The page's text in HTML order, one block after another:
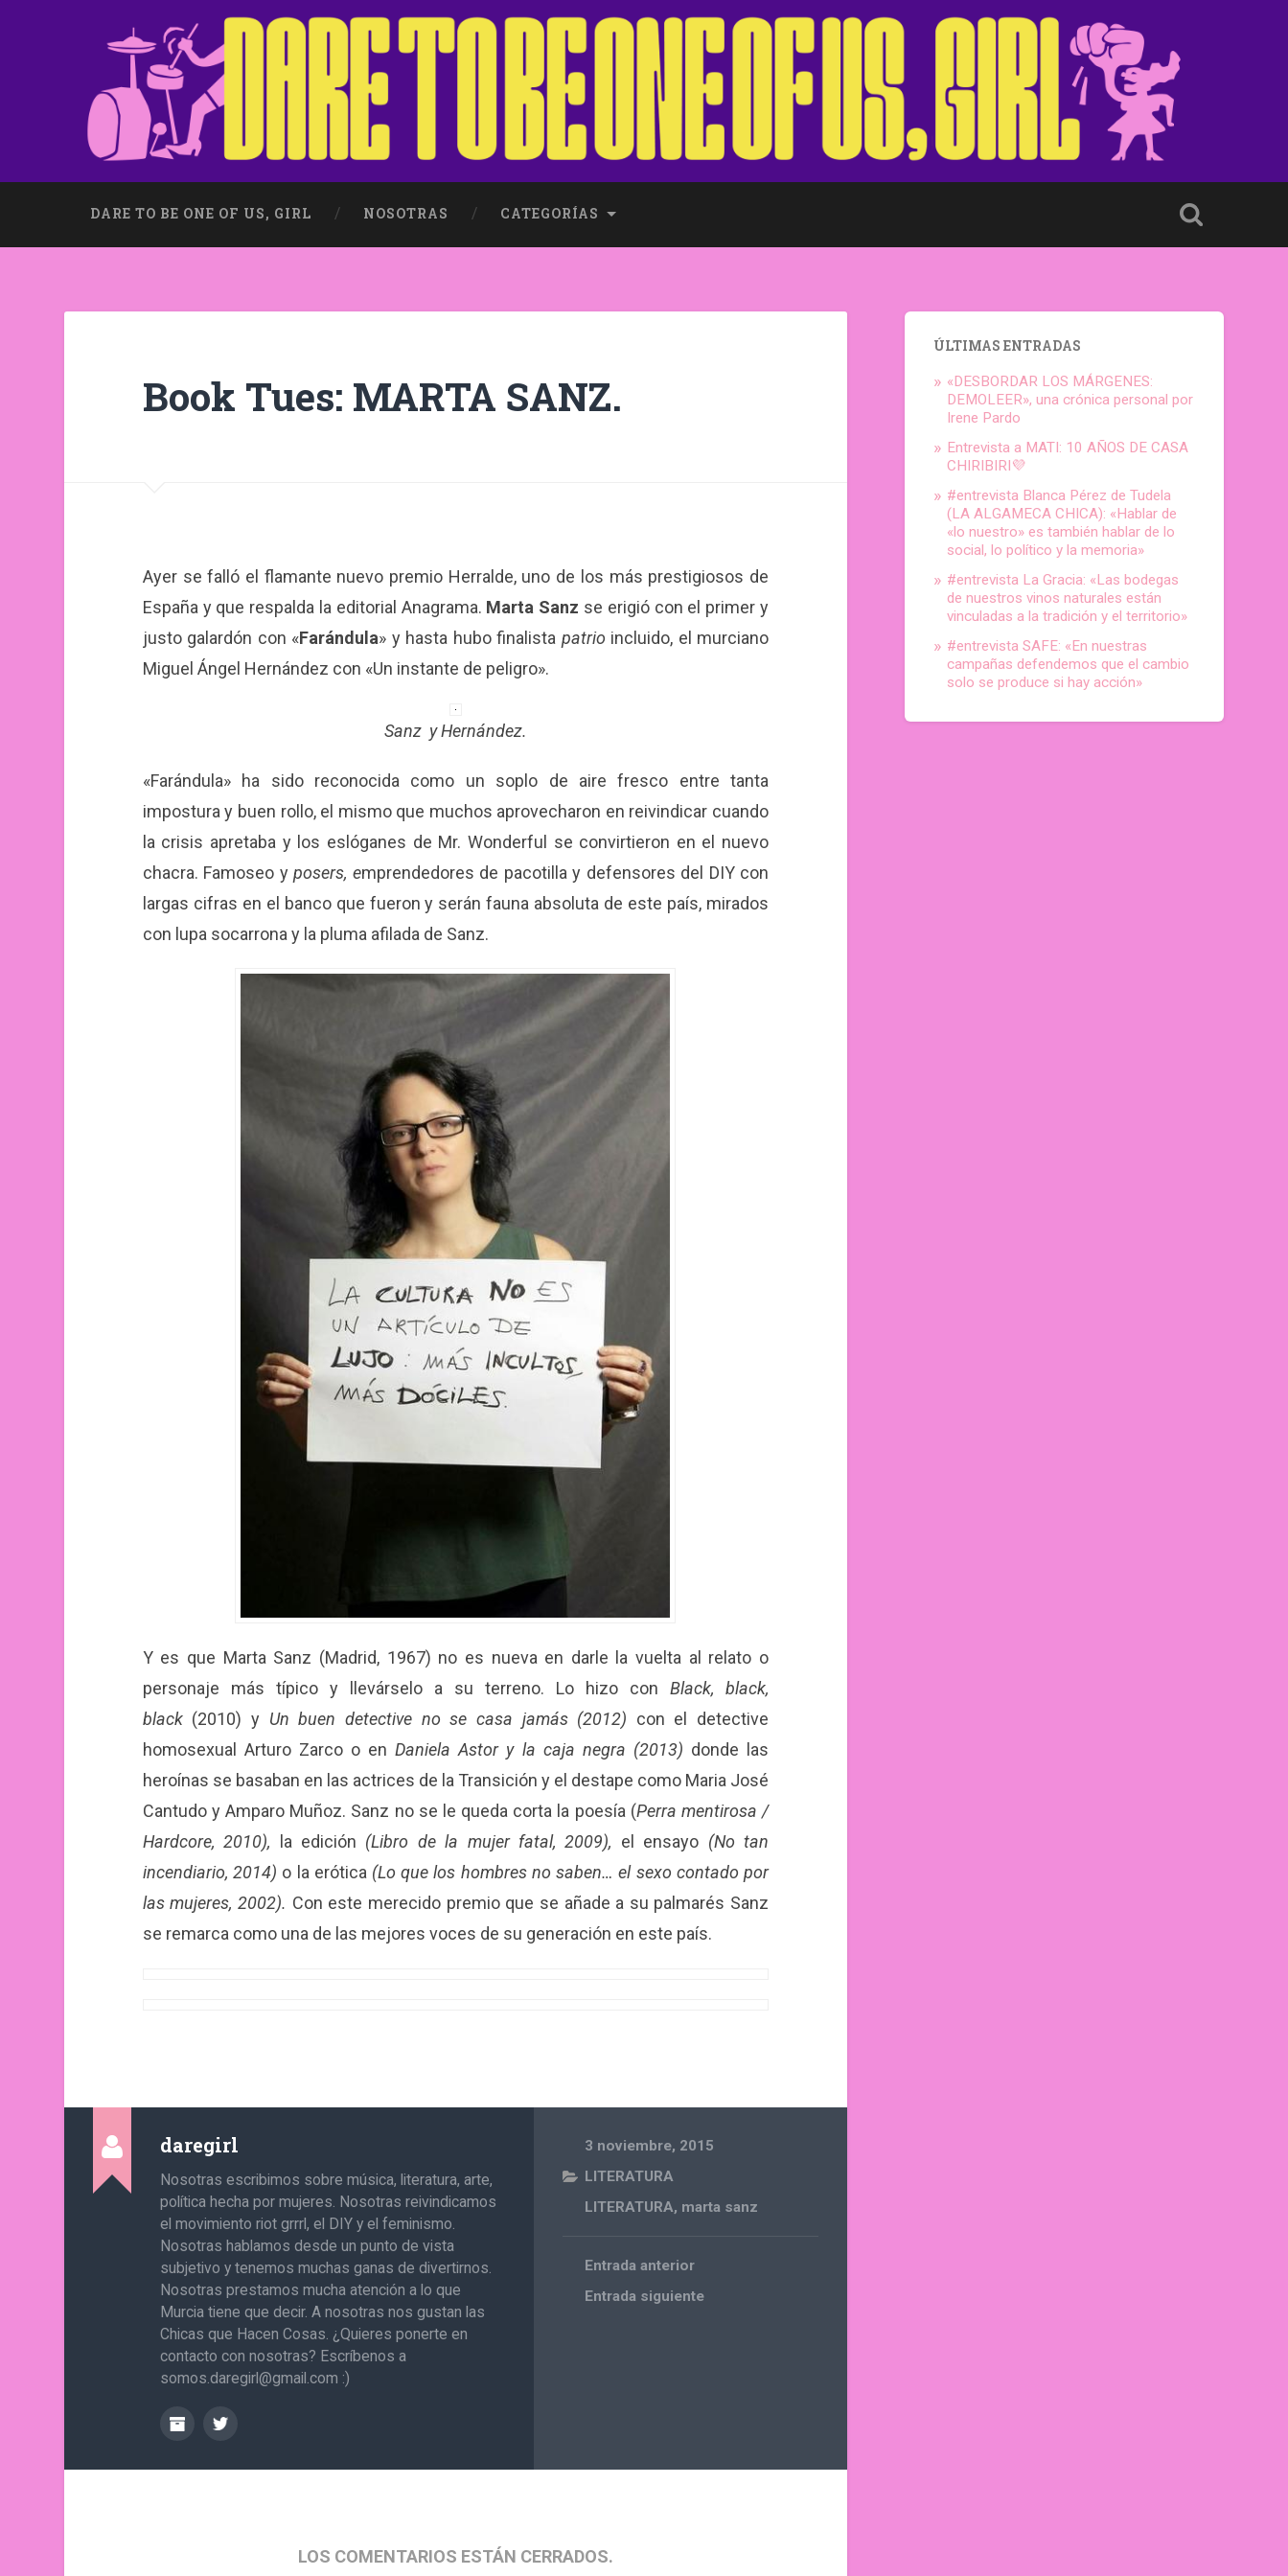
DARE TO BE ONE OF US, GIRL NOSOTRAS CATEGORÍAS
Book Tues: MARTA SANZ.
Ayer se falló el flamante nuevo premio Herralde, uno de los más prestigiosos de
España y que respalda la editorial Anagrama. Marta Sanz se erigió con el primer y
justo galardón con «Farándula» y hasta hubo finalista patrio incluido, el murciano
Miguel Ángel Hernández con «Un instante de peligro».
Sanz y Hernández.
«Farándula» ha sido reconocida como un soplo de aire fresco entre tanta
impostura y buen rollo, el mismo que muchos aprovecharon en reivindicar cuando
la crisis apretaba y los eslóganes de Mr. Wonderful se convirtieron en el nuevo
chacra. Famoseo yposers, emprendedores de pacotilla y defensores del DIY con
largas cifras en el banco que fueron y serán fauna absoluta de este país, mirados
con lupa socarrona y la pluma afilada de Sanz.
Y es que Marta Sanz (Madrid, 1967) no es nueva en darle la vuelta al relato o
personaje más típico y llevárselo a su terreno. Lo hizo conBlack, black,
black (2010) y Un buen detective no se casa jamás (2012) con el detective
homosexual Arturo Zarco o enDaniela Astor y la caja negra (2013) donde las
heroínas se basaban en las actrices de la Transición y el destape como Maria José
Cantudo y Amparo Muñoz. Sanz no se le queda corta la poesía (Perra mentirosa /
Hardcore, 2010),
la edición (Libro de la mujer fatal, 2009), el ensayo (No tan
incendiario, 2014) o la erótica(Lo que los hombres no saben… el sexo contado por
las mujeres, 2002). Con este merecido premio que se añade a su palmarés Sanz
se remarca como una de las mejores voces de su generación en este país.
daregirl
Nosotras escribimos sobre música, literatura, arte,
política hecha por mujeres. Nosotras reivindicamos
el movimiento riot grrrl, el DIY y el feminismo.
Nosotras hablamos desde un punto de vista
subjetivo y tenemos muchas ganas de divertirnos.
Nosotras prestamos mucha atención a lo que
Murcia tiene que decir. A nosotras nos gustan las
Chicas que Hacen Cosas. ¿Quieres ponerte en
contacto con nosotras? Escríbenos a
somos.daregirl@gmail.com :)
3 noviembre, 2015
LITERATURA
LITERATURA, marta sanz
Entrada anterior
Entrada siguiente
LOS COMENTARIOS ESTÁN CERRADOS.
ÚLTIMAS ENTRADAS
«DESBORDAR LOS MÁRGENES:
DEMOLEER», una crónica personal por
Irene Pardo
Entrevista a MATI: 10 AÑOS DE CASA
CHIRIBIRI💜
#entrevista Blanca Pérez de Tudela
(LA ALGAMECA CHICA): «Hablar de
«lo nuestro» es también hablar de lo
social, lo político y la memoria»
#entrevista La Gracia: «Las bodegas
de nuestros vinos naturales están
vinculadas a la tradición y el territorio»
#entrevista SAFE: «En nuestras
campañas defendemos que el cambio
solo se produce si hay acción»